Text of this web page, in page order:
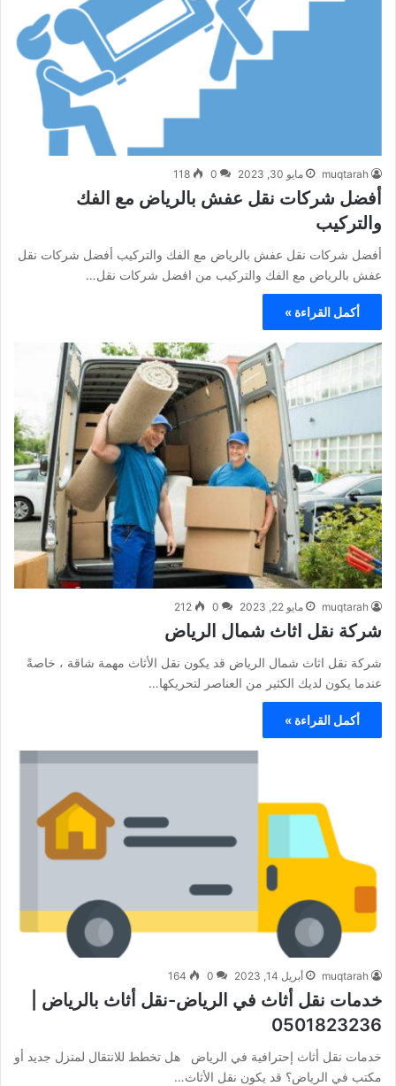
muqtarah مايو 30, 2023 0
118
أفضل شركات نقل عفش بالرياض مع الفك
والتركيب
أفضل شركات نقل عفش بالرياض مع الفك والتركيب أفضل شركات نقل
عفش بالرياض مع الفك والتركيب من افضل شركات نقل…
أكمل القراءة »
muqtarah مايو 22, 2023 0
212
شركة نقل اثاث شمال الرياض
شركة نقل اثاث شمال الرياض قد يكون نقل الأثاث مهمة شاقة ، خاصةً
عندما يكون لديك الكثير من العناصر لتحريكها…
أكمل القراءة »
muqtarah أبريل 14, 2023 0
164
خدمات نقل أثاث في الرياض-نقل أثاث بالرياض |
0501823236
خدمات نقل أثاث إحترافية في الرياض هل تخطط للانتقال لمنزل جديد أو
مكتب في الرياض؟ قد يكون نقل الأثاث…